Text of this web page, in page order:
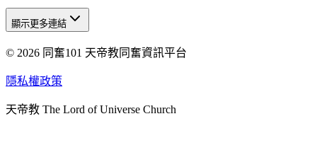
天人研究總院
天人研究學院
天人炁功院
顯示更多連結
© 2026 同奮101 天帝教同奮資訊平台
隱私權政策
天帝教 The Lord of Universe Church